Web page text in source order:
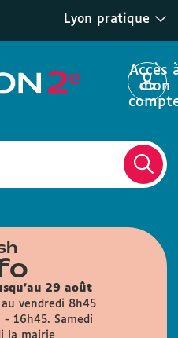
Lyon pratique
Accès
mon
29 août
vendredi 8h45
16h45. Samedi
la mairie